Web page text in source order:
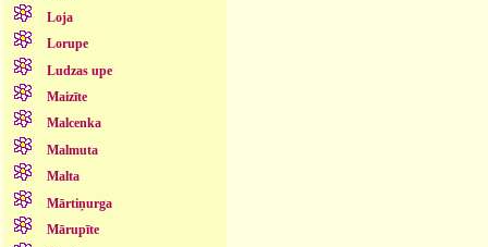
Loja
Lorupe
Ludzas upe
Maizīte
Malcenka
Malmuta
Malta
Mārtiņurga
Mārupīte